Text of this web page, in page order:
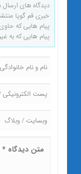
دیدگاه های
خبری قم گویا
پیام هایی که
پیام هایی که به